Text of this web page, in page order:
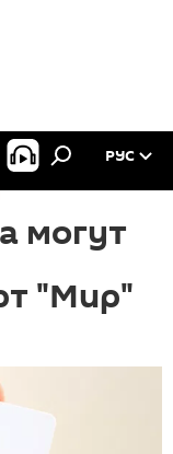
РУС
могут
"Мир"